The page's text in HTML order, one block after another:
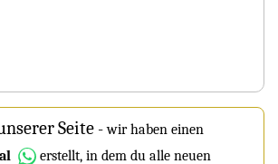
Seite -wir haben einen
erstellt, in dem du alle neuen